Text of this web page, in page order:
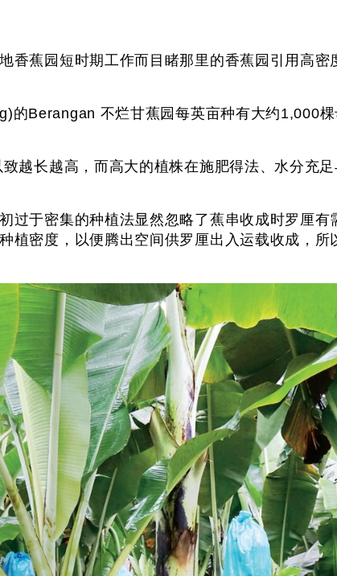
香蕉园短时期工作而目睹那里的香蕉园引用高
的Berangan 不烂甘蕉园每英亩种有大约1,000
越长越高，而高大的植株在施肥得法、水分充
过于密集的种植法显然忽略了蕉串收成时罗厘
植密度，以便腾出空间供罗厘出入运载收成，